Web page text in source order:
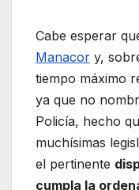
Cabe esperar
Manacor y,
tiempo máximo
ya que no
Policía, hecho
muchísimas
el pertinente
cumpla la